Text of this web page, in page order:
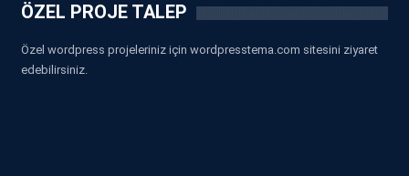
ÖZEL PROJE TALEP
Özel wordpress projeleriniz için wordpresstema.com sitesini ziyaret
edebilirsiniz.